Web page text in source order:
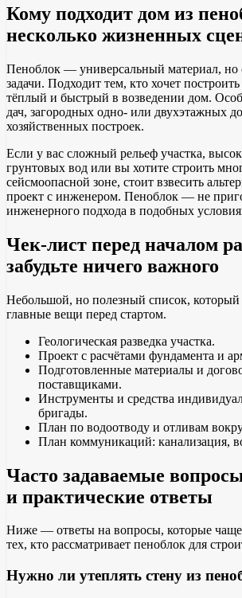
Кому подходит дом из
несколько жизненных
Пеноблок — универсальный материал, но
задачи. Подходит тем, кто хочет
тёплый и быстрый в возведении дом.
дач, загородных одно- или двухэтажных
хозяйственных построек.
Если у вас сложный рельеф участка,
грунтовых вод или вы хотите строить
сейсмоопасной зоне, стоит взвесить
проект с инженером. Пеноблок — не
инженерного подхода в подобных
Чек-лист перед началом
забудьте ничего важного
Небольшой, но полезный список,
главные вещи перед стартом.
Геологическая разведка участка.
Проект с расчётами фундамента и
Подготовленные материалы и
поставщиками.
Инструменты и средства
бригады.
План по водоотводу и отливам
План коммуникаций: канализация,
Часто задаваемые
и практические ответы
Ниже — ответы на вопросы, которые
тех, кто рассматривает пеноблок для
Нужно ли утеплять стену из